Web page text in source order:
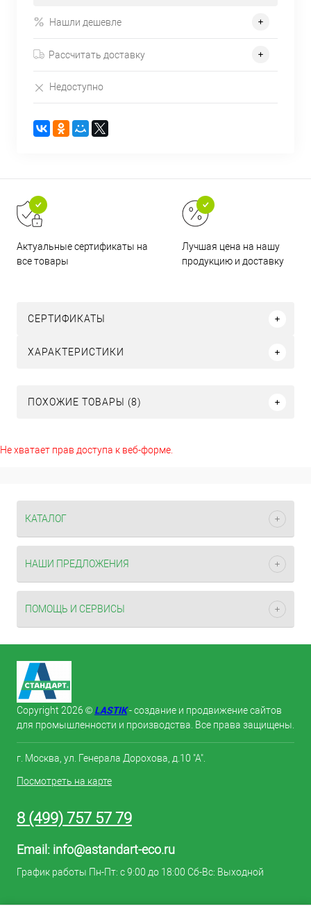
Нашли дешевле
Рассчитать доставку
Недоступно
Актуальные сертификаты на
все товары
Лучшая цена на нашу
продукцию и доставку
СЕРТИФИКАТЫ
ХАРАКТЕРИСТИКИ
ПОХОЖИЕ ТОВАРЫ (8)
Не хватает прав доступа к веб-форме.
КАТАЛОГ
НАШИ ПРЕДЛОЖЕНИЯ
ПОМОЩЬ И СЕРВИСЫ
Copyright 2026 © LASTIK- создание и продвижение сайтов
для промышленности и производства. Все права защищены.
г. Москва, ул. Генерала Дорохова, д.10 "А".
Посмотреть на карте
8 (499) 757 57 79
Email: info@astandart-eco.ru
График работы Пн-Пт: с 9:00 до 18:00 Сб-Вс: Выходной